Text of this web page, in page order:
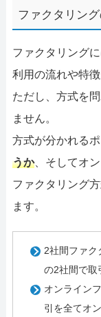
ファクタリン
ファクタリング
利用の流れや特徴
ただし、方式を
ません。
方式が分かれるポ
うか、そしてオ
ファクタリング
ます。
2社間ファク
の2社間で取
オンライン
引を全てオ